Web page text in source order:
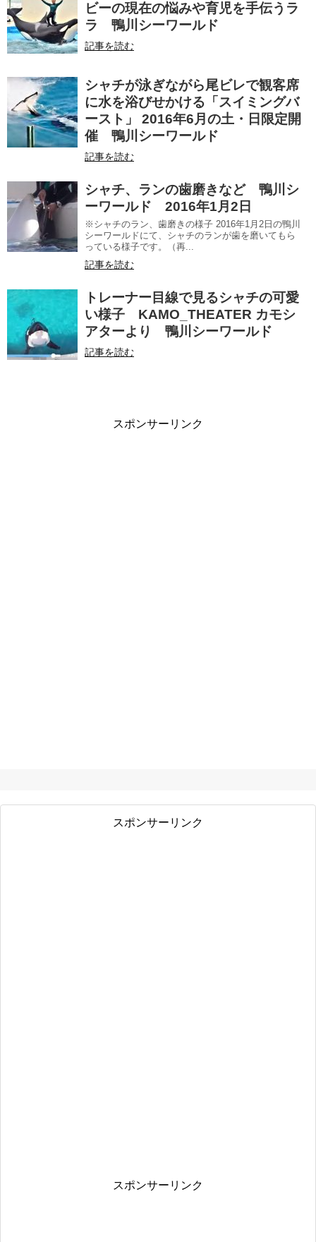
ビーの現在の悩みや育児を手伝うラ
ラ 鴨川シーワールド
記事を読む
シャチが泳ぎながら尾ビレで観客席
に水を浴びせかける「スイミングバ
ースト」 2016年6月の土・日限定開
催 鴨川シーワールド
記事を読む
シャチ、ランの歯磨きなど 鴨川シ
ーワールド 2016年1月2日
※シャチのラン、歯磨きの様子 2016年1月2日の鴨川
シーワールドにて、シャチのランが歯を磨いてもら
っている様子です。（再...
記事を読む
トレーナー目線で見るシャチの可愛
い様子 KAMO_THEATER カモシ
アターより 鴨川シーワールド
記事を読む
スポンサーリンク
スポンサーリンク
スポンサーリンク